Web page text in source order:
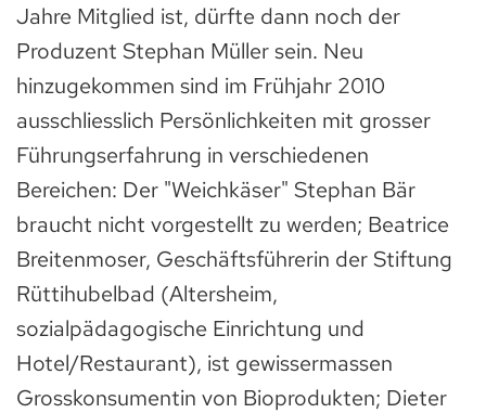
Jahre Mitglied ist, dürfte dann noch der
Produzent Stephan Müller sein. Neu
hinzugekommen sind im Frühjahr 2010
ausschliesslich Persönlichkeiten mit grosser
Führungserfahrung in verschiedenen
Bereichen: Der "Weichkäser" Stephan Bär
braucht nicht vorgestellt zu werden; Beatrice
Breitenmoser, Geschäftsführerin der Stiftung
Rüttihubelbad (Altersheim,
sozialpädagogische Einrichtung und
Hotel/Restaurant), ist gewissermassen
Grosskonsumentin von Bioprodukten; Dieter